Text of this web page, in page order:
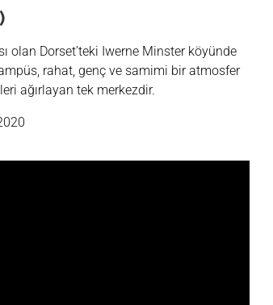
olan Dorset’teki Iwerne Minster köyünde
rahat, genç ve samimi bir atmosfer
ağırlayan tek merkezdir.